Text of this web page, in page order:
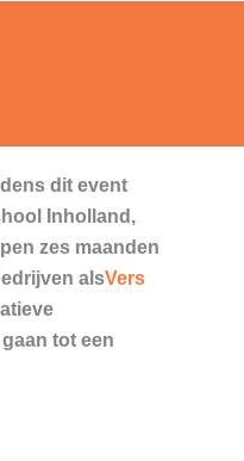
dit event
Inholland,
zes maanden
alsVers
tot een